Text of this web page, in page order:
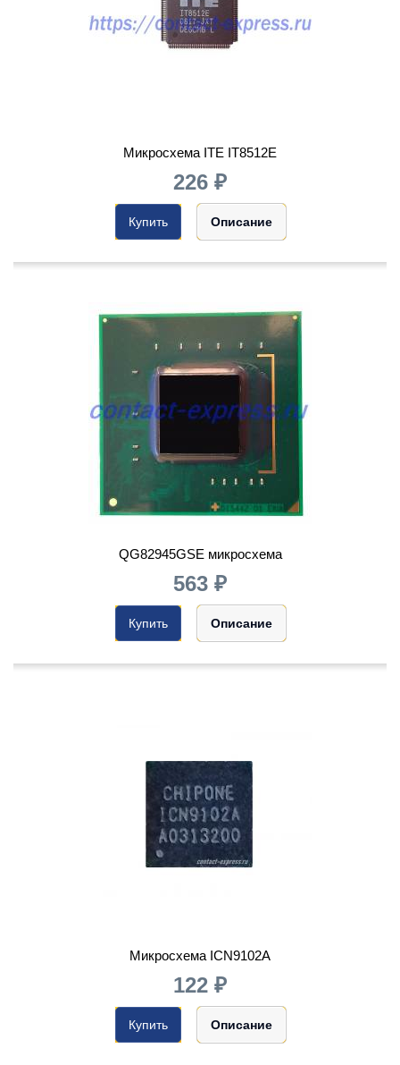
Микросхема ITE IT8512E
226 ₽
Купить Описание
QG82945GSE микросхема
563 ₽
Купить Описание
Микросхема ICN9102A
122 ₽
Купить Описание